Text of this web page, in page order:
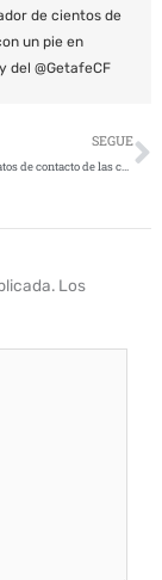
de cientos de
un pie en
del @GetafeCF
SEGUE
Hackers roban los datos de contacto de las cuentas de Instagram de 500 famosos
Los